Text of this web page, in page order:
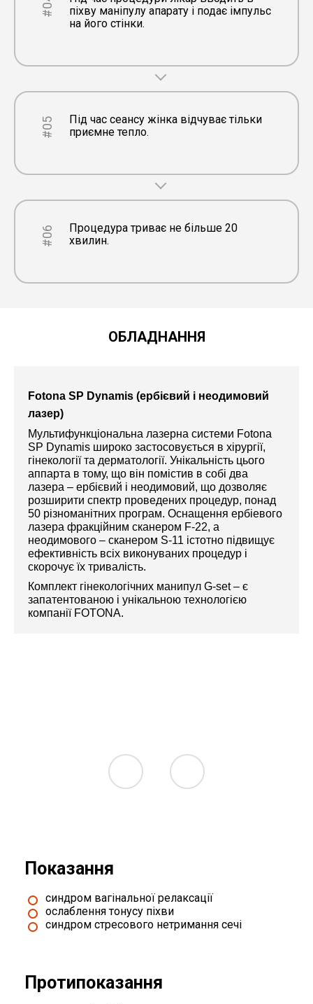
#04
піхву маніпулу апарату і подає імпульс
на його стінки.
#05
Під час сеансу жінка відчуває тільки
приємне тепло.
#06
Процедура триває не більше 20
хвилин.
ОБЛАДНАННЯ
Fotona SP Dynamis (ербієвий і неодимовий
лазер)
Мультифункціональна лазерна системи Fotona
SP Dynamis широко застосовується в хірургії,
гінекології та дерматології. Унікальність цього
аппарта в тому, що він помістив в собі два
лазера – ербієвий і неодимовий, що дозволяє
розширити спектр проведених процедур, понад
50 різноманітних програм. Оснащення ербіевого
лазера фракційним сканером F-22, а
неодимового – сканером S-11 істотно підвищує
ефективність всіх виконуваних процедур і
скорочує їх тривалість.
Комплект гінекологічних манипул G-set – є
запатентованою і унікальною технологією
компанії FOTONA.
Показання
синдром вагінальної релаксації
ослаблення тонусу піхви
синдром стресового нетримання сечі
Протипоказання